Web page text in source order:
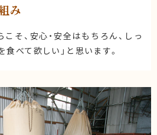
み
そ、安心・安全はもちろん、しっ
べて欲しい」と思います。